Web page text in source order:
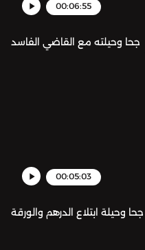
00:06:55
جحا وحيلته مع القاضي الفاسد
00:05:03
جحا وحيلة ابتلاع الدرهم والورقة